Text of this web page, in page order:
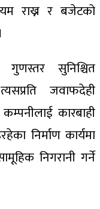
राख्न र बजेटको
गुणस्तर सुनिश्चित
जवाफदेही
कारबाही
निर्माण कार्यमा
निगरानी गर्ने